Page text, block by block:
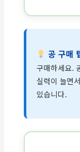
공 구매
구매하세요.
실력이 늘면
있습니다.